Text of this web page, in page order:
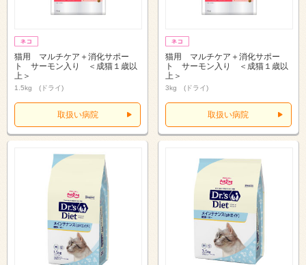
猫用 マルチケア＋消化サポー
ト サーモン入り ＜成猫１歳以
上＞
1.5kg (ドライ)
取扱い病院
猫用 マルチケア＋消化サポー
ト サーモン入り ＜成猫１歳以
上＞
3kg (ドライ)
取扱い病院